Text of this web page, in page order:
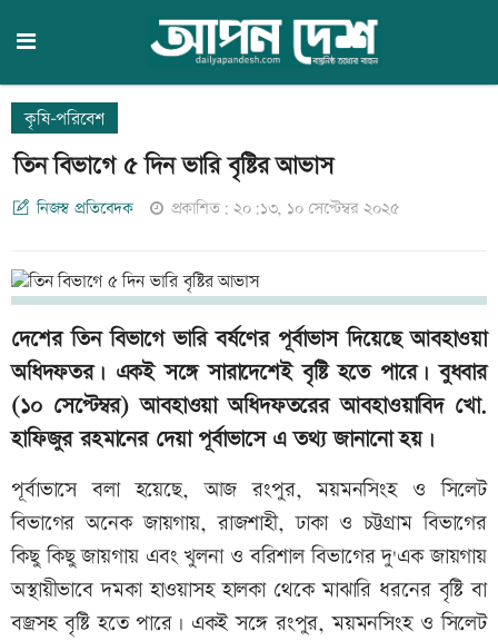
কৃষি-পরিবেশ
তিন বিভাগে ৫ দিন ভারি বৃষ্টির আভাস
নিজস্ব প্রতিবেদক প্রকাশিত: ২০:১৩, ১০ সেপ্টেম্বর ২০২৫
দেশের তিন বিভাগে ভারি বর্ষণের পূর্বাভাস দিয়েছে আবহাওয়া
অধিদফতর। একই সঙ্গে সারাদেশেই বৃষ্টি হতে পারে। বুধবার
(১০ সেপ্টেম্বর) আবহাওয়া অধিদফতরের আবহাওয়াবিদ খো.
হাফিজুর রহমানের দেয়া পূর্বাভাসে এ তথ্য জানানো হয়।
পূর্বাভাসে বলা হয়েছে, আজ রংপুর, ময়মনসিংহ ও সিলেট
বিভাগের অনেক জায়গায়, রাজশাহী, ঢাকা ও চট্টগ্রাম বিভাগের
কিছু কিছু জায়গায় এবং খুলনা ও বরিশাল বিভাগের দু'এক জায়গায়
অস্থায়ীভাবে দমকা হাওয়াসহ হালকা থেকে মাঝারি ধরনের বৃষ্টি বা
বজ্রসহ বৃষ্টি হতে পারে। একই সঙ্গে রংপুর, ময়মনসিংহ ও সিলেট